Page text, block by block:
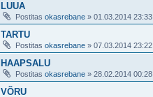
LUUA
Postitas okasrebane » 01.03.2014 23:33
TARTU
Postitas okasrebane » 07.03.2014 23:22
HAAPSALU
Postitas okasrebane » 28.02.2014 00:28
VÕRU